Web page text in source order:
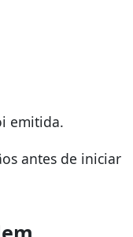
emitida.
antes de iniciar